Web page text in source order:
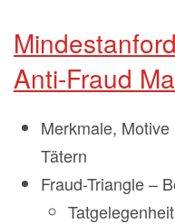
Anti-Fraud
Merkmale,
Tätern
Fraud-Triangle –
Tatgelegenheit